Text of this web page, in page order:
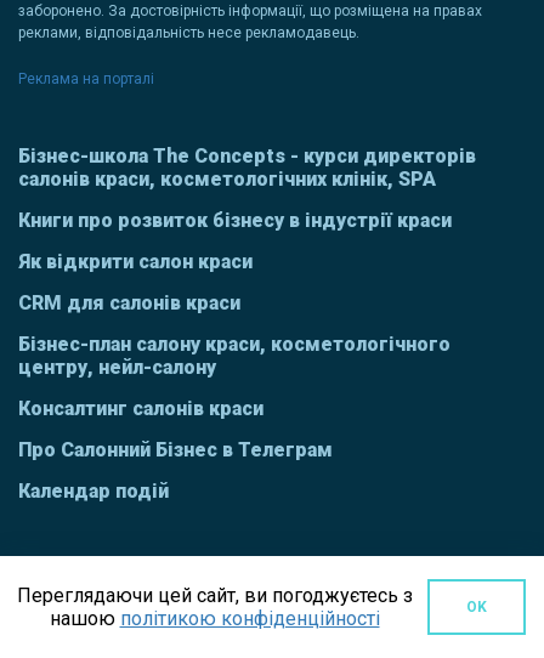
Переглядаючи цей сайт, ви погоджуєтесь з
нашою політикою конфіденційності OK
заборонено. За достовірність інформації, що розміщена на правах
реклами, відповідальність несе рекламодавець.
Реклама на порталі
Бізнес-школа The Concepts - курси директорів
салонів краси, косметологічних клінік, SPA
Книги про розвиток бізнесу в індустрії краси
Як відкрити салон краси
CRM для салонів краси
Бізнес-план салону краси, косметологічного
центру, нейл-салону
Консалтинг салонів краси
Про Салонний Бізнес в Телеграм
Календар подій
СМВ СОЦІАЛЬНИХ МЕРЕЖАХ